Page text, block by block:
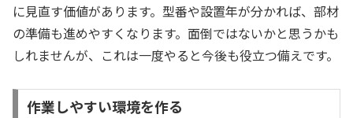
に見直す価値があります。型番や設置年が分かれば、部材
の準備も進めやすくなります。面倒ではないかと思うかも
しれませんが、これは一度やると今後も役立つ備えです。
作業しやすい環境を作る